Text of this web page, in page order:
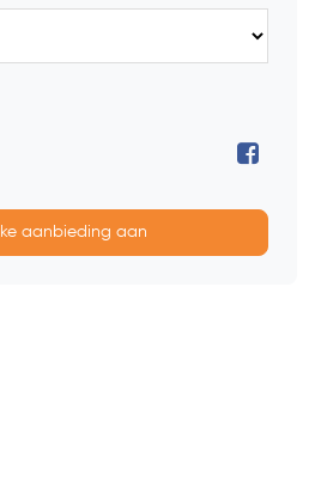
aanbieding aan